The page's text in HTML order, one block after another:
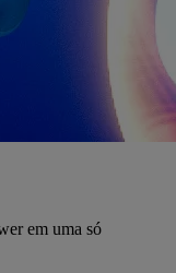
em uma só